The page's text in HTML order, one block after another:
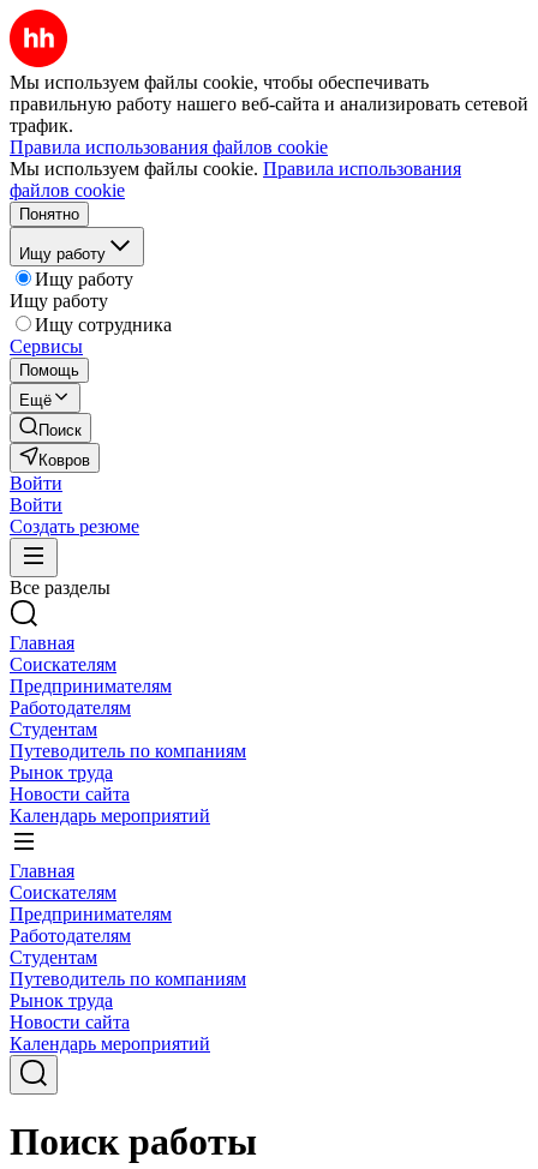
Мы используем файлы cookie, чтобы обеспечивать
правильную работу нашего веб-сайта и анализировать сетевой
трафик.
Правила использования файлов cookie
Мы используем файлы cookie. Правила использования
файлов cookie
Понятно
Ищу работу
Ищу работу
Ищу работу
Ищу сотрудника
Сервисы
Помощь
Ещё
Поиск
Ковров
Войти
Войти
Создать резюме
Все разделы
Главная
Соискателям
Предпринимателям
Работодателям
Студентам
Путеводитель по компаниям
Рынок труда
Новости сайта
Календарь мероприятий
Главная
Соискателям
Предпринимателям
Работодателям
Студентам
Путеводитель по компаниям
Рынок труда
Новости сайта
Календарь мероприятий
Поиск работы